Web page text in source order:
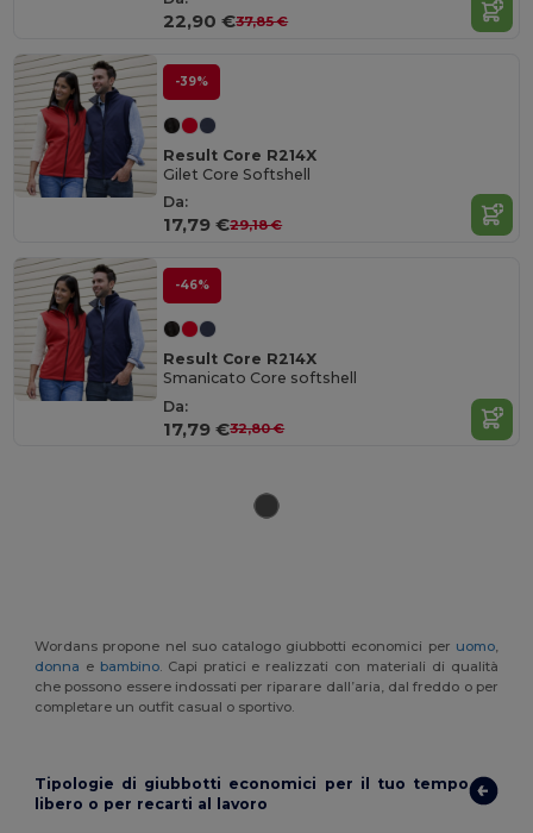
22,90 €37,85 €
-39%
Result Core R214X
Gilet Core Softshell
Da:
17,79 €29,18 €
-46%
Result Core R214X
Smanicato Core softshell
Da:
17,79 €32,80 €
Wordans propone nel suo catalogo giubbotti economici per uomo,
donna e bambino. Capi pratici e realizzati con materiali di qualità
che possono essere indossati per riparare dall’aria, dal freddo o per
completare un outfit casual o sportivo.
Tipologie di giubbotti economici per il tuo tempo
libero o per recarti al lavoro